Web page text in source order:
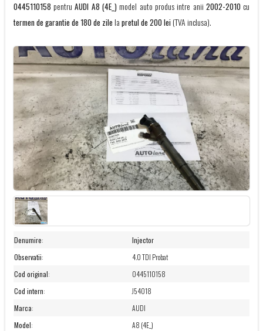
0445110158 pentruAUDI A8 (4E_) model auto produs intre anii 2002-2010cu
termen de garantie de 180 de zile la pretul de 200 lei(TVA inclusa).
Denumire:
Injector
Observatii:
4.0 TDI Probat
Cod original:
0445110158
Cod intern:
J54018
Marca:
AUDI
Model:
A8 (4E_)